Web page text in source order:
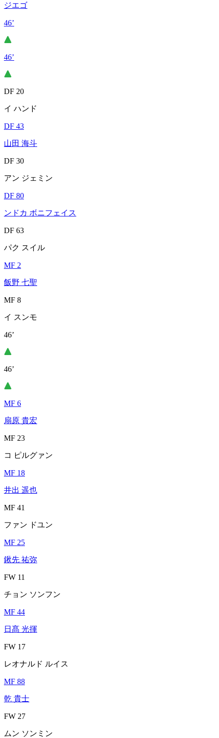
ジエゴ
46’
46’
DF 20
イ ハンド
DF 43
山田 海斗
DF 30
アン ジェミン
DF 80
ンドカ ボニフェイス
DF 63
パク スイル
MF 2
飯野 七聖
MF 8
イ スンモ
46’
46’
MF 6
扇原 貴宏
MF 23
コ ピルグァン
MF 18
井出 遥也
MF 41
ファン ドユン
MF 25
鍬先 祐弥
FW 11
チョン ソンフン
MF 44
日髙 光揮
FW 17
レオナルド ルイス
MF 88
乾 貴士
FW 27
ムン ソンミン